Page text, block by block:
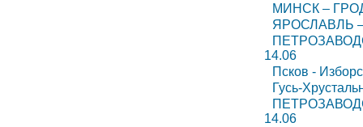
МИНСК –
ЯРОСЛАВЛЬ
14.06
Псков -
Гусь-
14.06